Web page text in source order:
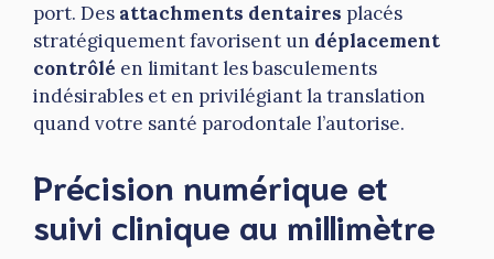
port. Des attachments dentaires placés
stratégiquement favorisent un déplacement
contrôlé en limitant les basculements
indésirables et en privilégiant la translation
quand votre santé parodontale l’autorise.
Précision numérique et
suivi clinique au millimètre